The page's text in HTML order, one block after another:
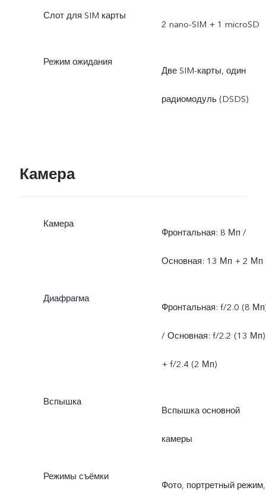
Слот для SIM карты
2 nano-SIM + 1 microSD
Режим ожидания
Две SIM-карты, один
радиомодуль (DSDS)
Камера
Камера
Фронтальная: 8 Мп /
Основная: 13 Мп + 2 Мп
Диафрагма
Фронтальная: f/2.0 (8
/ Основная: f/2.2 (13 Мп)
+ f/2.4 (2 Мп)
Вспышка
Вспышка основной
камеры
Режимы съёмки
Фото, портретный режим,